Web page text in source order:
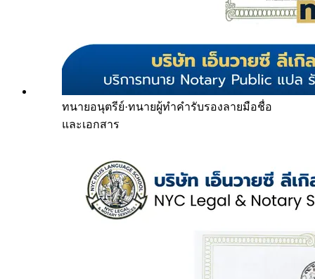
ทนายอนุตรีย์·ทนายผู้ทำคำรับรองลายมือชื่อ
และเอกสาร